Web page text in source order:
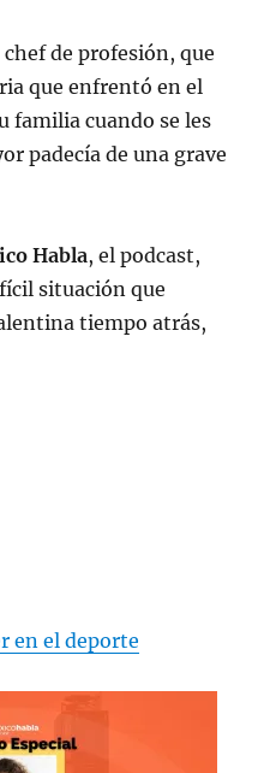
de profesión, que
que enfrentó en el
familia cuando se les
padecía de una grave
Habla, el podcast,
situación que
tiempo atrás,
en el deporte